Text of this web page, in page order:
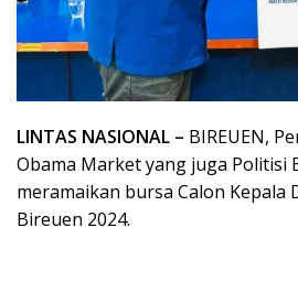
LINTAS NASIONAL – BIREUEN,
Obama Market yang juga Politisi
meramaikan bursa Calon Kepala
Bireuen 2024.